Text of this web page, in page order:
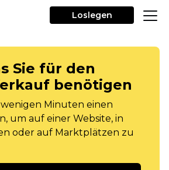
Loslegen
Sie für den
benötigen
wenigen Minuten einen
um auf einer Website, in
oder auf Marktplätzen zu